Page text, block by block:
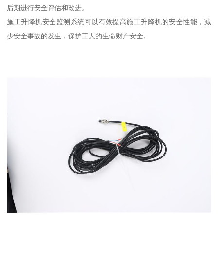
后期进行安全评估和改进。
施工升降机安全监测系统可以有效提高施工升降机的安全性能，减
少安全事故的发生，保护工人的生命财产安全。